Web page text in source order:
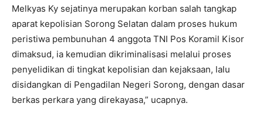
Melkyas Ky sejatinya merupakan korban salah tangkap
aparat kepolisian Sorong Selatan dalam proses hukum
peristiwa pembunuhan 4 anggota TNI Pos Koramil Kisor
dimaksud, ia kemudian dikriminalisasi melalui proses
penyelidikan di tingkat kepolisian dan kejaksaan, lalu
disidangkan di Pengadilan Negeri Sorong, dengan dasar
berkas perkara yang direkayasa,” ucapnya.